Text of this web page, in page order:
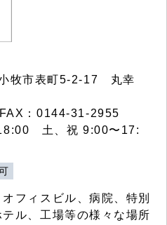
牧市表町5-2-17 丸幸
：0144-31-2955
土、祝 9:00〜17:
フィスビル、病院、特別
ル、工場等の様々な場所